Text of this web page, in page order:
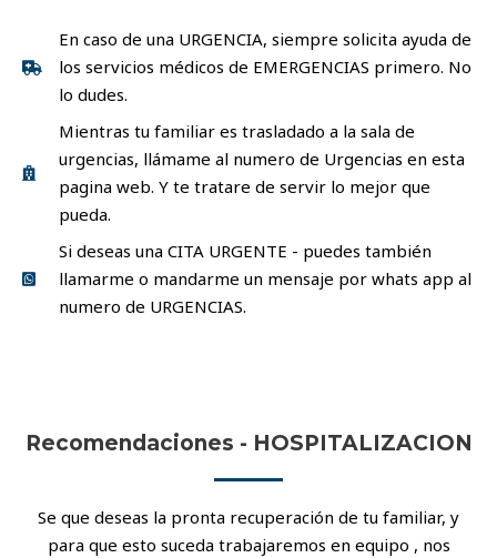
En caso de una URGENCIA, siempre solicita ayuda de
los servicios médicos de EMERGENCIAS primero. No
lo dudes.
Mientras tu familiar es trasladado a la sala de
urgencias, llámame al numero de Urgencias en esta
pagina web. Y te tratare de servir lo mejor que
pueda.
Si deseas una CITA URGENTE - puedes también
llamarme o mandarme un mensaje por whats app al
numero de URGENCIAS.
Recomendaciones - HOSPITALIZACION
Se que deseas la pronta recuperación de tu familiar, y
para que esto suceda trabajaremos en equipo , nos